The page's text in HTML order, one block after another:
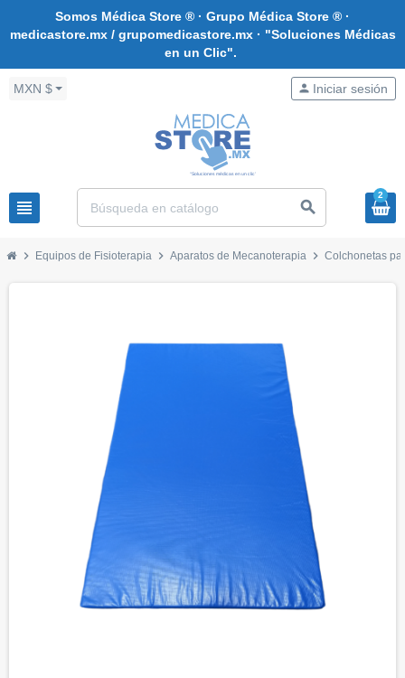
Somos Médica Store ® · Grupo Médica Store ® ·
medicastore.mx / grupomedicastore.mx · "Soluciones Médicas
en un Clic".
MXN $
view_headline search
person Iniciar sesión
2
chevron_right Equipos de Fisioterapia chevron_right Aparatos de Mecanoterapia chevron_right Colchonetas